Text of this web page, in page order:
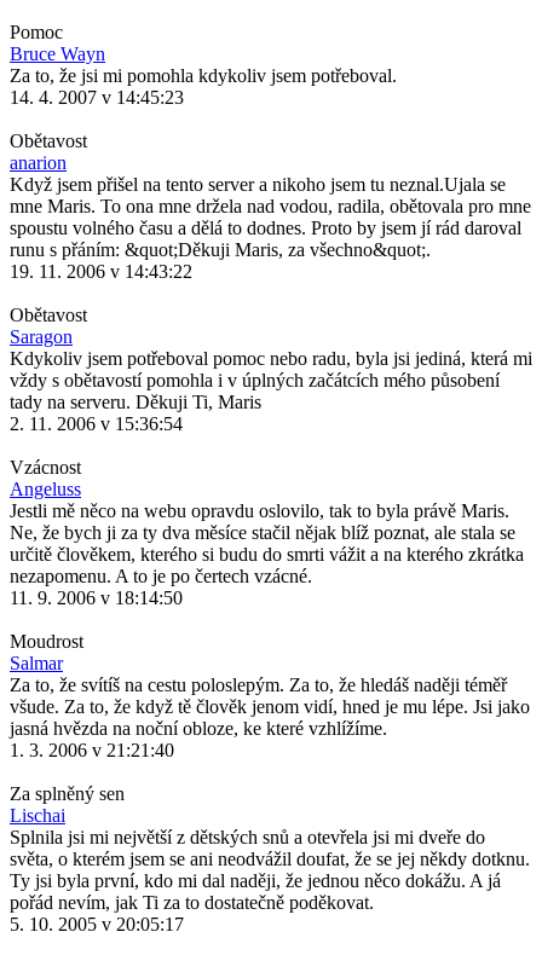
Pomoc
Bruce Wayn
Za to, že jsi mi pomohla kdykoliv jsem potřeboval.
14. 4. 2007 v 14:45:23
Obětavost
anarion
Když jsem přišel na tento server a nikoho jsem tu neznal.Ujala se
mne Maris. To ona mne držela nad vodou, radila, obětovala pro mne
spoustu volného času a dělá to dodnes. Proto by jsem jí rád daroval
runu s přáním: &quot;Děkuji Maris, za všechno&quot;.
19. 11. 2006 v 14:43:22
Obětavost
Saragon
Kdykoliv jsem potřeboval pomoc nebo radu, byla jsi jediná, která mi
vždy s obětavostí pomohla i v úplných začátcích mého působení
tady na serveru. Děkuji Ti, Maris
2. 11. 2006 v 15:36:54
Vzácnost
Angeluss
Jestli mě něco na webu opravdu oslovilo, tak to byla právě Maris.
Ne, že bych ji za ty dva měsíce stačil nějak blíž poznat, ale stala se
určitě člověkem, kterého si budu do smrti vážit a na kterého zkrátka
nezapomenu. A to je po čertech vzácné.
11. 9. 2006 v 18:14:50
Moudrost
Salmar
Za to, že svítíš na cestu poloslepým. Za to, že hledáš naději téměř
všude. Za to, že když tě člověk jenom vidí, hned je mu lépe. Jsi jako
jasná hvězda na noční obloze, ke které vzhlížíme.
1. 3. 2006 v 21:21:40
Za splněný sen
Lischai
Splnila jsi mi největší z dětských snů a otevřela jsi mi dveře do
světa, o kterém jsem se ani neodvážil doufat, že se jej někdy dotknu.
Ty jsi byla první, kdo mi dal naději, že jednou něco dokážu. A já
pořád nevím, jak Ti za to dostatečně poděkovat.
5. 10. 2005 v 20:05:17